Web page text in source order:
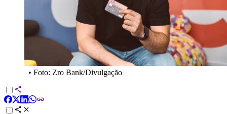
• Foto: Zro Bank/Divulgação